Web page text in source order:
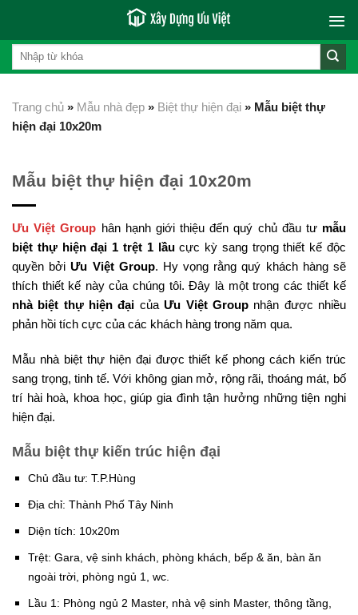
content
Trang chủ » Mẫu nhà đẹp » Biệt thự hiện đại » Mẫu biệt thự
hiện đại 10x20m
Mẫu biệt thự hiện đại 10x20m
Ưu Việt Group hân hạnh giới thiệu đến quý chủ đầu tư mẫu
biệt thự hiện đại 1 trệt 1 lầucực kỳ sang trọng thiết kế độc
quyền bởi Ưu Việt Group. Hy vọng rằng quý khách hàng sẽ
thích thiết kế này của chúng tôi. Đây là một trong các thiết kế
nhà biệt thự hiện đại củaƯu Việt Groupnhận được nhiều
phản hồi tích cực của các khách hàng trong năm qua.
Mẫu nhà biệt thự hiện đại được thiết kế phong cách kiến trúc
sang trọng, tinh tế. Với không gian mở, rộng rãi, thoáng mát, bố
trí hài hoà, khoa học, giúp gia đình tận hưởng những tiện nghi
hiện đại.
Mẫu biệt thự kiến trúc hiện đại
Chủ đầu tư: T.P.Hùng
Địa chỉ: Thành Phố Tây Ninh
Diện tích: 10x20m
Trệt: Gara, vệ sinh khách, phòng khách, bếp & ăn, bàn ăn
ngoài trời, phòng ngủ 1, wc.
Lầu 1: Phòng ngủ 2 Master, nhà vệ sinh Master, thông tầng,